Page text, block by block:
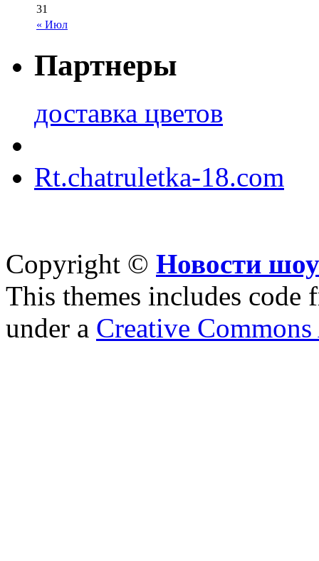
« Июл
31
Партнеры
доставка цветов
Rt.chatruletka-18.com
Copyright © Новости
This themes includes code
under a Creative